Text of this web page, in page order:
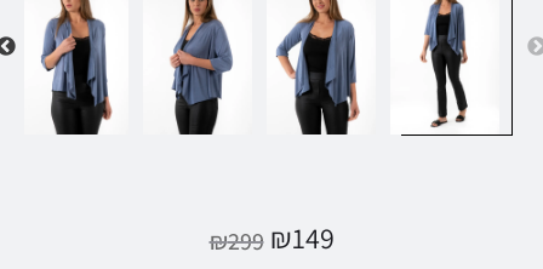
₪299 ₪149